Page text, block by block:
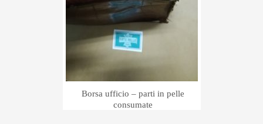
Borsa ufficio – parti in pelle
consumate